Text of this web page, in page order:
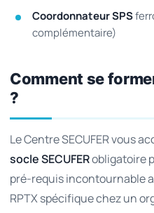
Coordonnateur SPS
complémentaire)
Comment se
?
Le Centre SECUFER vous
socle SECUFERobligatoire
pré-requis incontournable
RPTX spécifique chez un